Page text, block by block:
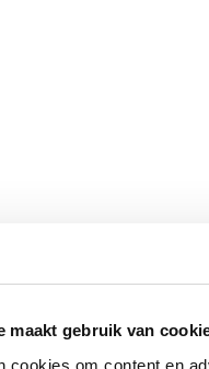
maakt gebruik van
cookies om content en